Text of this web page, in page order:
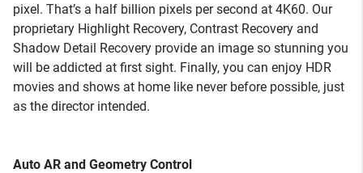
pixel. That’s a half billion pixels per second at 4K60. Our
proprietary Highlight Recovery, Contrast Recovery and
Shadow Detail Recovery provide an image so stunning you
will be addicted at first sight. Finally, you can enjoy HDR
movies and shows at home like never before possible, just
as the director intended.
Auto AR and Geometry Control